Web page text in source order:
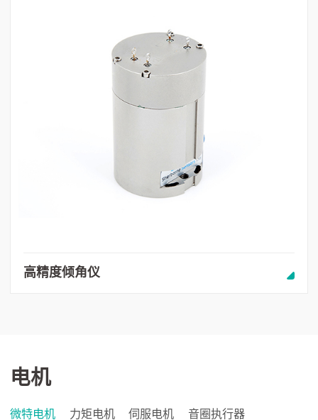
高精度倾角仪
电机
微特电机 力矩电机 伺服电机 音圈执行器